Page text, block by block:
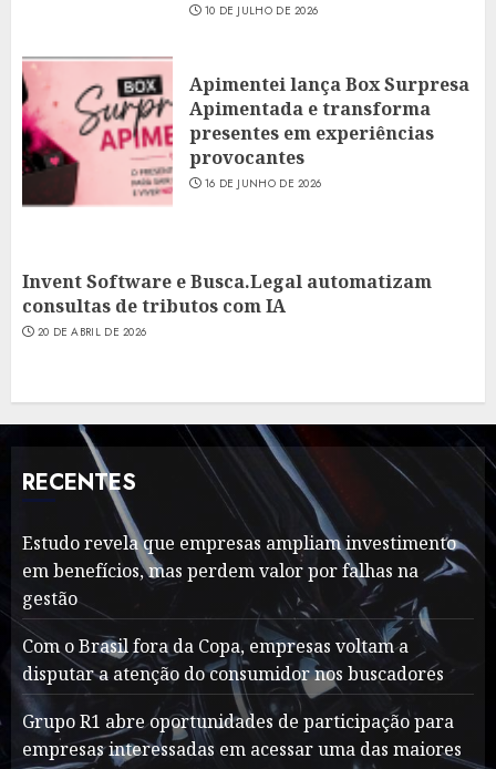
10 DE JULHO DE 2026
Apimentei lança Box Surpresa
Apimentada e transforma
presentes em experiências
provocantes
16 DE JUNHO DE 2026
Invent Software e Busca.Legal automatizam
consultas de tributos com IA
20 DE ABRIL DE 2026
RECENTES
Estudo revela que empresas ampliam investimento
em benefícios, mas perdem valor por falhas na
gestão
Com o Brasil fora da Copa, empresas voltam a
disputar a atenção do consumidor nos buscadores
Grupo R1 abre oportunidades de participação para
empresas interessadas em acessar uma das maiores